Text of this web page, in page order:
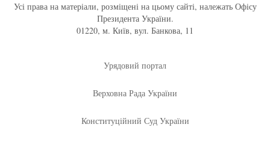
Усі права на матеріали, розміщені на цьому сайті, належать Офісу
Президента України.
01220, м. Київ, вул. Банкова, 11
Урядовий портал
Верховна Рада України
Конституційний Суд України